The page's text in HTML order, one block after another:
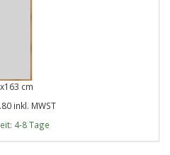
cm
inkl. MWST
4-8 Tage